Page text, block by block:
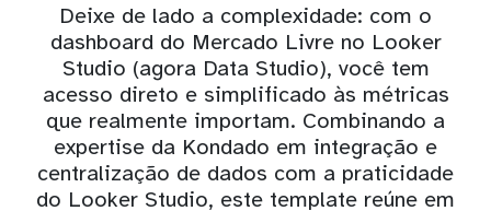
Deixe de lado a complexidade: com o
dashboard do Mercado Livre no Looker
Studio (agora Data Studio), você tem
acesso direto e simplificado às métricas
que realmente importam. Combinando a
expertise da Kondado em integração e
centralização de dados com a praticidade
do Looker Studio, este template reúne em